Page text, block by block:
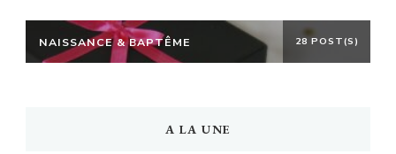
NAISSANCE & BAPTÊME 28 POST(S)
A LA UNE